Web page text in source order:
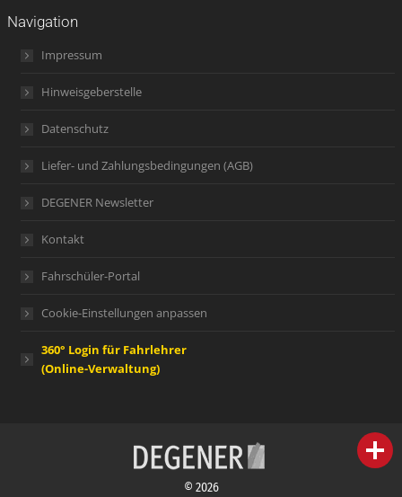
Navigation
Impressum
Hinweisgeberstelle
Datenschutz
Liefer- und Zahlungsbedingungen (AGB)
DEGENER Newsletter
Kontakt
Fahrschüler-Portal
Cookie-Einstellungen anpassen
360° Login für Fahrlehrer
(Online-Verwaltung)
© 2026
person IHR FACHBERATER
campaign